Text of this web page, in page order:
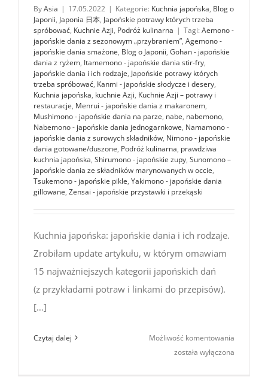
ByAsia | 17.05.2022 | Kategorie: Kuchnia japońska, Blog o
Japonii, Japonia 日本, Japońskie potrawy których trzeba
spróbować, Kuchnie Azji, Podróż kulinarna | Tagi: Aemono -
japońskie dania z sezonowym „przybraniem”, Agemono -
japońskie dania smażone, Blog o Japonii, Gohan - japońskie
dania z ryżem, Itamemono - japońskie dania stir-fry,
japońskie dania i ich rodzaje, Japońskie potrawy których
trzeba spróbować, Kanmi - japońskie słodycze i desery,
Kuchnia japońska, kuchnie Azji, Kuchnie Azji – potrawy i
restauracje, Menrui - japońskie dania z makaronem,
Mushimono - japońskie dania na parze, nabe, nabemono,
Nabemono - japońskie dania jednogarnkowe, Namamono -
japońskie dania z surowych składników, Nimono - japońskie
dania gotowane/duszone, Podróż kulinarna, prawdziwa
kuchnia japońska, Shirumono - japońskie zupy, Sunomono –
japońskie dania ze składników marynowanych w occie,
Tsukemono - japońskie pikle, Yakimono - japońskie dania
gillowane, Zensai - japońskie przystawki i przekąski
Kuchnia japońska: japońskie dania i ich rodzaje.
Zrobiłam update artykułu, w którym omawiam
15 najważniejszych kategorii japońskich dań
(z przykładami potraw i linkami do przepisów).
[…]
Czytaj dalej Możliwość komentowania
została wyłączona